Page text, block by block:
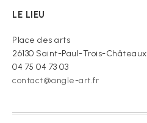
LE LIEU
Place des arts
26130 Saint-Paul-Trois-Châteaux
04 75 04 73 03
contact@angle-art.fr